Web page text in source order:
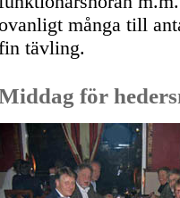
många till
tävling.
för